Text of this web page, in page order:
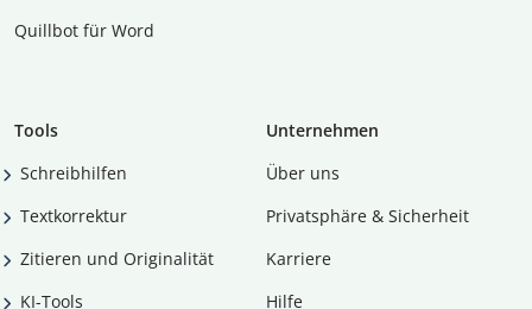
Quillbot für Word
Tools
Schreibhilfen
Textkorrektur
Zitieren und Originalität
KI-Tools
Unternehmen
Über uns
Privatsphäre & Sicherheit
Karriere
Hilfe